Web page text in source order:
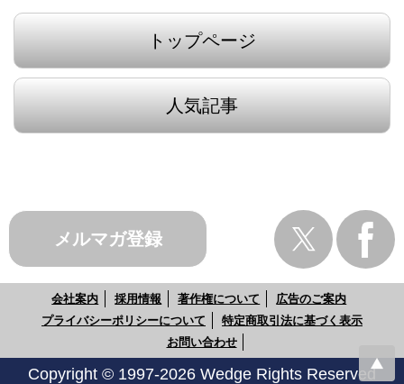
トップページ
人気記事
メルマガ登録
会社案内 採用情報 著作権について
広告のご案内
プライバシーポリシーについて
特定商取引法に基づく表示
お問い合わせ
Copyright © 1997-2026 Wedge Rights Reserved